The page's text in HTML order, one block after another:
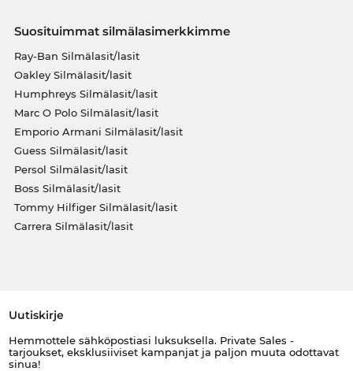
Suosituimmat silmälasimerkkimme
Ray-Ban Silmälasit/lasit
Oakley Silmälasit/lasit
Humphreys Silmälasit/lasit
Marc O Polo Silmälasit/lasit
Emporio Armani Silmälasit/lasit
Guess Silmälasit/lasit
Persol Silmälasit/lasit
Boss Silmälasit/lasit
Tommy Hilfiger Silmälasit/lasit
Carrera Silmälasit/lasit
Uutiskirje
Hemmottele sähköpostiasi luksuksella. Private Sales -
tarjoukset, eksklusiiviset kampanjat ja paljon muuta odottavat
sinua!